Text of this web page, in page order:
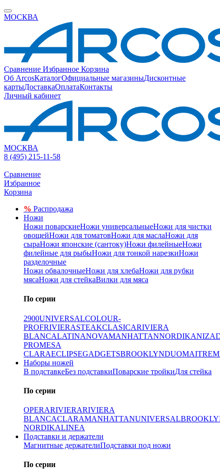
МОСКВА
Сравнение Избранное Корзина
Об ArcosКаталогОфициальные магазиныДисконтные
картыДоставкаОплатаКонтакты
Личный кабинет
МОСКВА
8 (495) 215-11-58
Сравнение
Избранное
Корзина
% Распродажа
Ножи
Ножи поварскиеНожи универсальныеНожи для чистки
овощейНожи для томатовНожи для маслаНожи для
сыраНожи японские (сантоку)Ножи филейныеНожи
филейные для рыбыНожи для тонкой нарезкиНожи
разделочные
Ножи обвалочныеНожи для хлебаНожи для рубки
мясаНожи для стейкаВилки для мяса
По серии
2900UNIVERSALCOLOUR-
PROFRIVIERASTEAKCLASICARIVIERA
BLANCALATINANOVAMANHATTANNORDIKANIZA
PROMESA
CLARAECLIPSEGADGETSBROOKLYNDUOMAITRE
Наборы ножей
В подставкеБез подставкиПоварские тройкиДля стейка
По серии
OPERARIVIERARIVIERA
BLANCACLARAMANHATTANUNIVERSAL
NORDIKALINEA
Подставки и держатели
Магнитные держателиПодставки под ножи
По серии